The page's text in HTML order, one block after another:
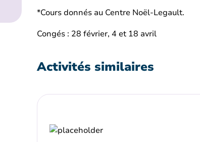
*Cours donnés au Centre Noël-Legault.
Congés : 28 février, 4 et 18 avril
Activités similaires